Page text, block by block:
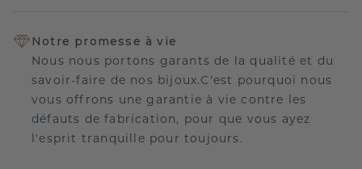
Notre promesse à vie
Nous nous portons garants de la qualité et du
savoir-faire de nos bijoux.C'est pourquoi nous
vous offrons une garantie à vie contre les
défauts de fabrication, pour que vous ayez
l'esprit tranquille pour toujours.